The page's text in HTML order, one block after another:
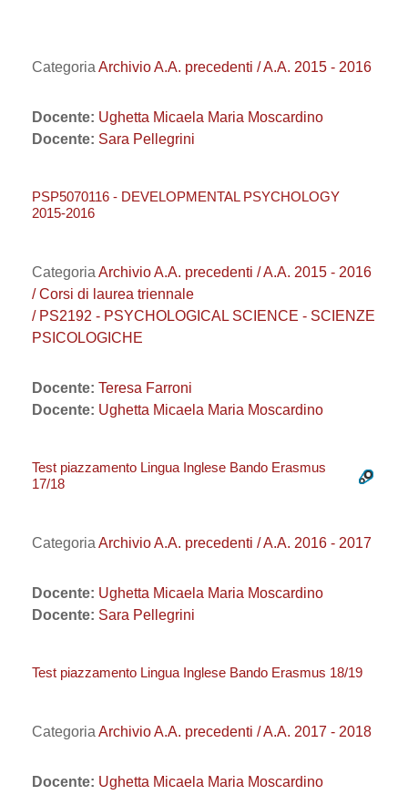
Categoria Archivio A.A. precedenti / A.A. 2015 - 2016
Docente: Ughetta Micaela Maria Moscardino
Docente: Sara Pellegrini
PSP5070116 - DEVELOPMENTAL PSYCHOLOGY
2015-2016
Categoria Archivio A.A. precedenti / A.A. 2015 - 2016
/ Corsi di laurea triennale
/ PS2192 - PSYCHOLOGICAL SCIENCE - SCIENZE
PSICOLOGICHE
Docente: Teresa Farroni
Docente: Ughetta Micaela Maria Moscardino
Test piazzamento Lingua Inglese Bando Erasmus
17/18
Categoria Archivio A.A. precedenti / A.A. 2016 - 2017
Docente: Ughetta Micaela Maria Moscardino
Docente: Sara Pellegrini
Test piazzamento Lingua Inglese Bando Erasmus 18/19
Categoria Archivio A.A. precedenti / A.A. 2017 - 2018
Docente: Ughetta Micaela Maria Moscardino